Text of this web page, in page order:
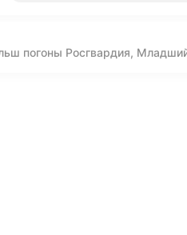
погоны Росгвардия,